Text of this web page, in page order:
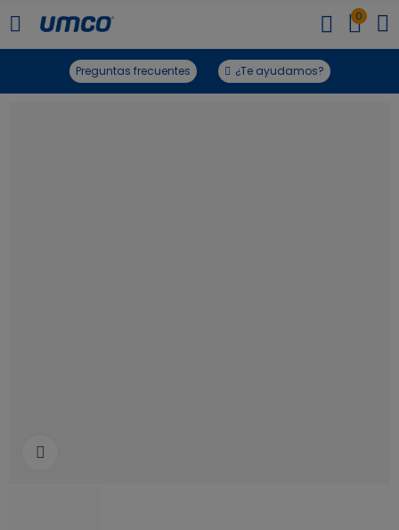
0
Preguntas frecuentes ¿Te ayudamos?